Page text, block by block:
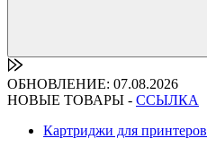
ОБНОВЛЕНИЕ: 07.08.2026
НОВЫЕ ТОВАРЫ - ССЫЛКА
Картриджи для принтеров